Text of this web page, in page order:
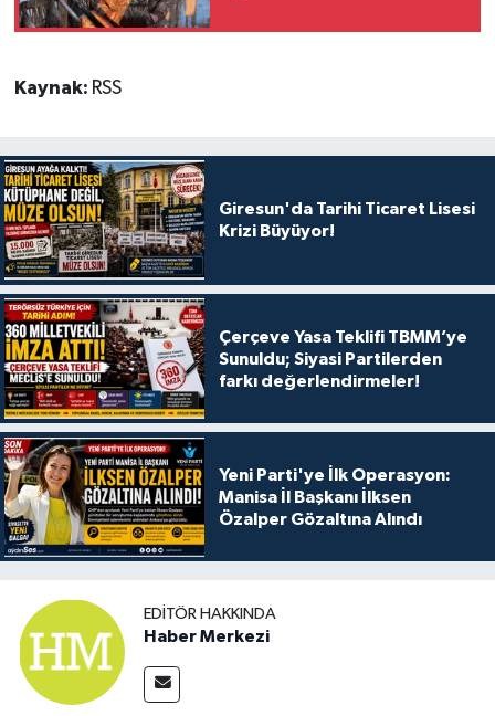
Kaynak: RSS
Giresun'da Tarihi Ticaret Lisesi
Krizi Büyüyor!
Çerçeve Yasa Teklifi TBMM’ye
Sunuldu; Siyasi Partilerden
farkı değerlendirmeler!
Yeni Parti'ye İlk Operasyon:
Manisa İl Başkanı İlksen
Özalper Gözaltına Alındı
EDITÖR HAKKINDA
Haber Merkezi